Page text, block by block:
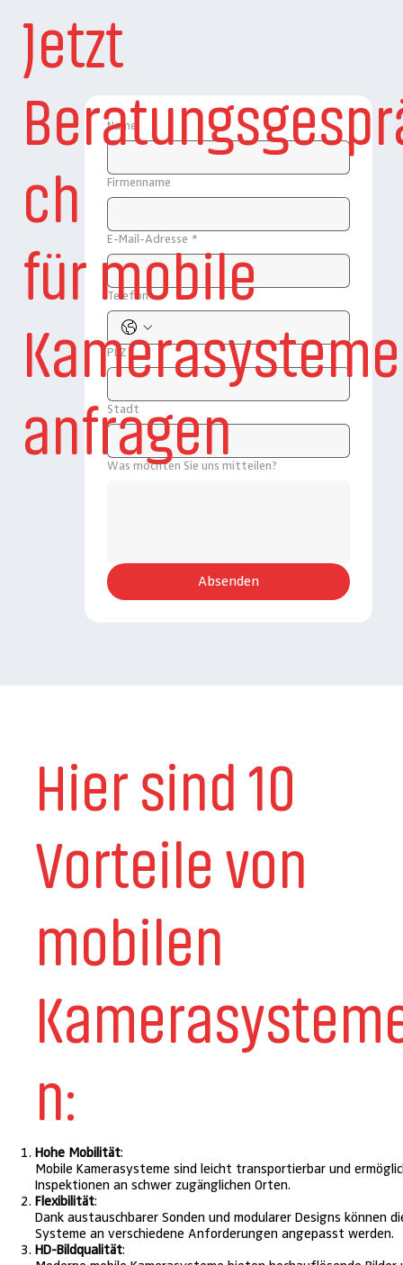
Name
Firmenname
E-Mail-Adresse *
Telefon
PLZ
Stadt
Was möchten Sie uns mitteilen?
Absenden
Jetzt
ch
für mobile
Kamerasysteme
anfragen
Hier sind 10
Vorteile von
mobilen
n:
Hohe Mobilität:
Mobile Kamerasysteme sind leicht transportierbar und
Inspektionen an schwer zugänglichen Orten.
Flexibilität:
Dank austauschbarer Sonden und modularer Designs können
Systeme an verschiedene Anforderungen angepasst werden.
HD-Bildqualität: